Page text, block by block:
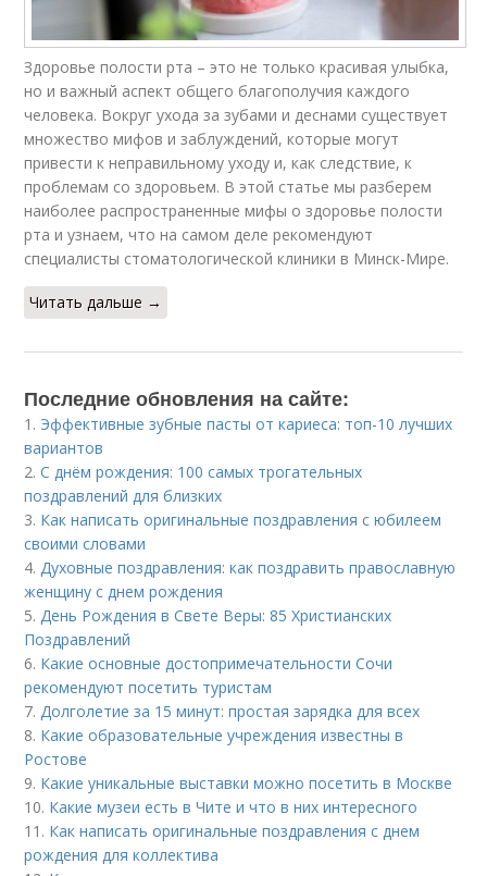
Здоровье полости рта – это не только красивая улыбка,
но и важный аспект общего благополучия каждого
человека. Вокруг ухода за зубами и деснами существует
множество мифов и заблуждений, которые могут
привести к неправильному уходу и, как следствие, к
проблемам со здоровьем. В этой статье мы разберем
наиболее распространенные мифы о здоровье полости
рта и узнаем, что на самом деле рекомендуют
специалисты стоматологической клиники в Минск-Мире.
Читать дальше →
Последние обновления на сайте:
1. Эффективные зубные пасты от кариеса: топ-10 лучших
вариантов
2.С днём рождения: 100 самых трогательных
поздравлений для близких
3. Как написать оригинальные поздравления с юбилеем
своими словами
4.Духовные поздравления: как поздравить православную
женщину с днем рождения
5.День Рождения в Свете Веры: 85 Христианских
Поздравлений
6. Какие основные достопримечательности Сочи
рекомендуют посетить туристам
7.Долголетие за 15 минут: простая зарядка для всех
8. Какие образовательные учреждения известны в
Ростове
9. Какие уникальные выставки можно посетить в Москве
10. Какие музеи есть в Чите и что в них интересного
11. Как написать оригинальные поздравления с днем
рождения для коллектива